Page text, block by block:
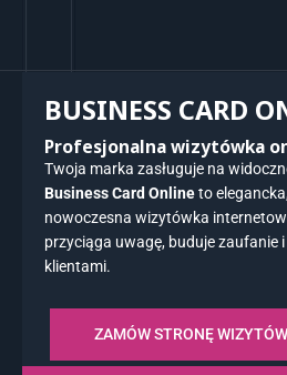
BUSINESS CARD
Profesjonalna wizytówka
Twoja marka zasługuje na
Business Card Onlineto
nowoczesna wizytówka
przyciąga uwagę, buduje zaufanie
klientami.
ZAMÓW STRONĘ